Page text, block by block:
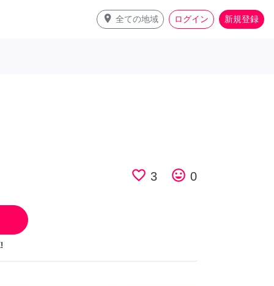
place 全ての地域 ログイン 新規登録
favorite_border 3 tag_faces 0